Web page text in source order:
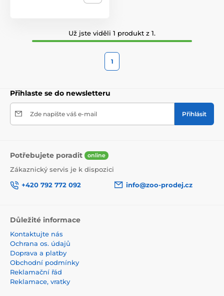
Už jste viděli 1 produkt z 1.
1
Přihlaste se do newsletteru
Zde napište váš e-mail Přihlásit
Potřebujete poradit online
Zákaznický servis je k dispozici
+420 792 772 092
info@zoo-prodej.cz
Důležité informace
Kontaktujte nás
Ochrana os. údajů
Doprava a platby
Obchodní podmínky
Reklamační řád
Reklamace, vratky